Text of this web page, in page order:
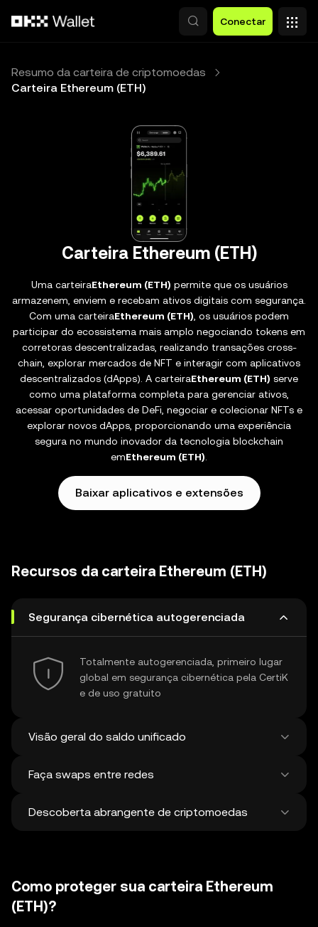
Conectar
Resumo da carteira de criptomoedas
Carteira Ethereum (ETH)
Carteira Ethereum (ETH)
Uma carteiraEthereum (ETH) permite que os usuários
armazenem, enviem e recebam ativos digitais com segurança.
Com uma carteiraEthereum (ETH) , os usuários podem
participar do ecossistema mais amplo negociando tokens em
corretoras descentralizadas, realizando transações cross-
chain, explorar mercados de NFT e interagir com aplicativos
descentralizados (dApps). A carteiraEthereum (ETH) serve
como uma plataforma completa para gerenciar ativos,
acessar oportunidades de DeFi, negociar e colecionar NFTs e
explorar novos dApps, proporcionando uma experiência
segura no mundo inovador da tecnologia blockchain
emEthereum (ETH)
Baixar aplicativos e extensões
Recursos da carteira Ethereum (ETH)
Segurança cibernética autogerenciada
Totalmente autogerenciada, primeiro lugar
global em segurança cibernética pela CertiK
e de uso gratuito
Visão geral do saldo unificado
Faça swaps entre redes
Faça swaps e pontes entre ativos em
38 mercados.
Descoberta abrangente de criptomoedas
média de 120.000 novas moedas
Como proteger sua carteira Ethereum
(ETH)?